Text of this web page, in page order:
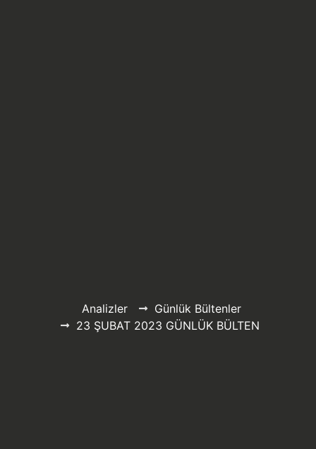
Analizler
Günlük Bültenler
23 ŞUBAT 2023 GÜNLÜK BÜLTEN